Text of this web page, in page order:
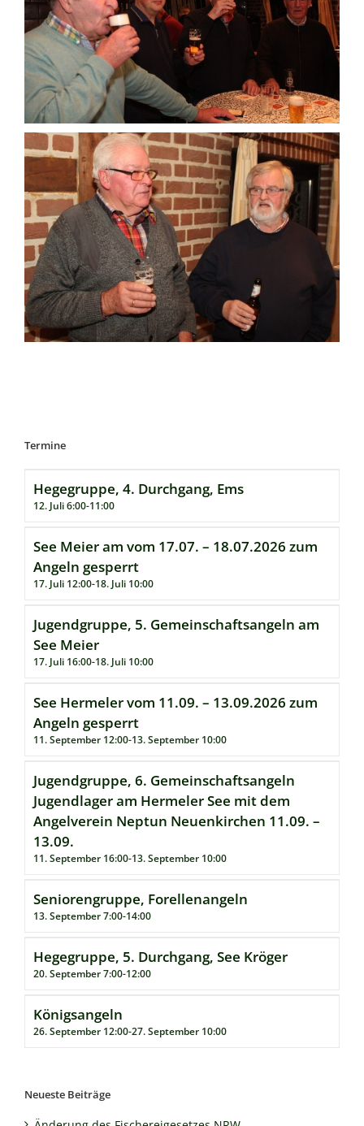
Termine
Hegegruppe, 4. Durchgang, Ems
12. Juli 6:00-11:00
See Meier am vom 17.07. – 18.07.2026 zum
Angeln gesperrt
17. Juli 12:00-18. Juli 10:00
Jugendgruppe, 5. Gemeinschaftsangeln am
See Meier
17. Juli 16:00-18. Juli 10:00
See Hermeler vom 11.09. – 13.09.2026 zum
Angeln gesperrt
11. September 12:00-13. September 10:00
Jugendgruppe, 6. Gemeinschaftsangeln
Jugendlager am Hermeler See mit dem
Angelverein Neptun Neuenkirchen 11.09. –
13.09.
11. September 16:00-13. September 10:00
Seniorengruppe, Forellenangeln
13. September 7:00-14:00
Hegegruppe, 5. Durchgang, See Kröger
20. September 7:00-12:00
Königsangeln
26. September 12:00-27. September 10:00
Neueste Beiträge